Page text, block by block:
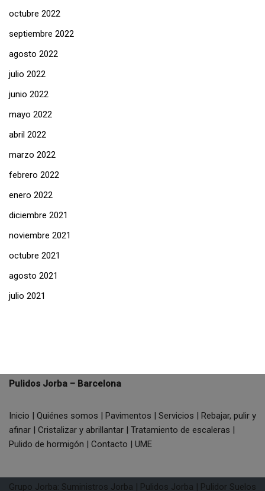
octubre 2022
septiembre 2022
agosto 2022
julio 2022
junio 2022
mayo 2022
abril 2022
marzo 2022
febrero 2022
enero 2022
diciembre 2021
noviembre 2021
octubre 2021
agosto 2021
julio 2021
Pulidos Jorba – Barcelona
Inicio Quiénes somos Pavimentos Servicios
Rebajar, pulir y
afinar
Cristalizar y abrillantar Tratamiento de escaleras
Pulido de hormigón
Contacto UME
Grupo Jorba: Suministros Jorba Pulidos Jorba Pulidor Suelos